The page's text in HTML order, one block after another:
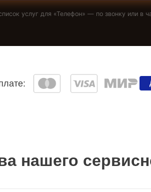
услуг для «Телефон» — по звонку или в
нашего